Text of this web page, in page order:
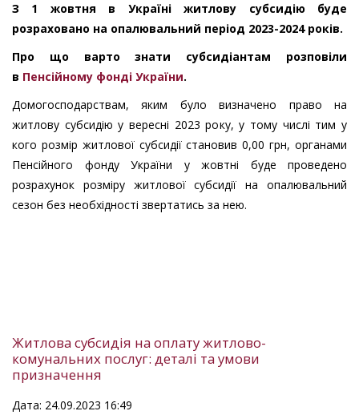
З 1 жовтня в Україні житлову субсидію буде
розраховано на опалювальний період 2023-2024 років.
Про що варто знати субсидіантам розповіли
в Пенсійному фонді України.
Домогосподарствам, яким було визначено право на
житлову субсидію у вересні 2023 року, у тому числі тим у
кого розмір житлової субсидії становив 0,00 грн, органами
Пенсійного фонду України у жовтні буде проведено
розрахунок розміру житлової субсидії на опалювальний
сезон без необхідності звертатись за нею.
Житлова субсидія на оплату житлово-
комунальних послуг: деталі та умови
призначення
Дата: 24.09.2023 16:49